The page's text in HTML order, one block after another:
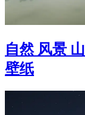
自然 风景
壁纸